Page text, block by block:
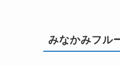
みなかみフル